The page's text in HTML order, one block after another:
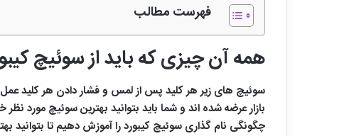
فهرست مطالب
همه آن چیزی که باید از سوئیچ
سوئیچ های زیر هر کلید پس از لمس و فشار دادن هر کلید عمل می
بازار عرضه شده اند و شما باید بتوانید بهترین سوئیچ مورد
چگونگی نام گذاری سوئیچ کیبورد را آموزش دهیم تا بتوانید